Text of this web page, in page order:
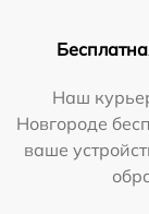
Наш
Новгороде
ваше